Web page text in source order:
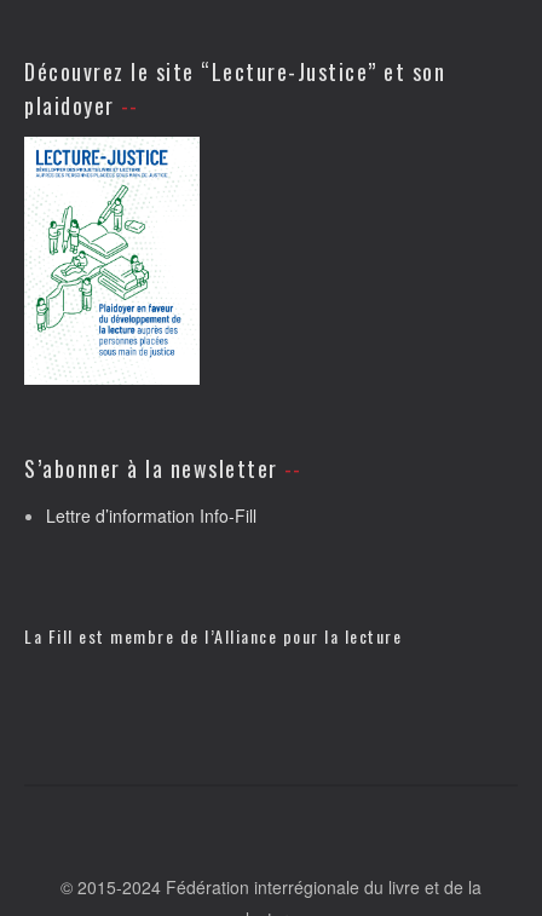
Découvrez le site “Lecture-Justice” et son
plaidoyer
S’abonner à la newsletter
Lettre d’information Info-Fill
La Fill est membre de l’Alliance pour la lecture
© 2015-2024 Fédération interrégionale du livre et de la